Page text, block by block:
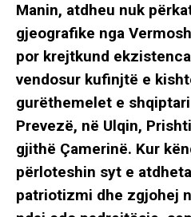
Manin, atdheu nuk
gjeografike nga
por krejtkund
vendosur kufinjtë e
gurëthemelet e
Prevezë, në Ulqin,
gjithë Çamerinë. Kur
përloteshin syt e
patriotizmi dhe zgjohej